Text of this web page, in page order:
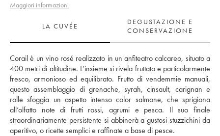
Maggiori informazioni
LA CUVÉE
DEGUSTAZIONE E
CONSERVAZIONE
Corail è un vino rosé realizzato in un anfiteatro calcareo, situato a
400 metri di altitudine. L’insieme si rivela fruttato e particolarmente
fresco, armonioso ed equilibrato. Frutto di vendemmie manuali,
questo assemblaggio di grenache, syrah, cinsault, carignan e
rolle sfoggia un aspetto intenso color salmone, che sprigiona
all’olfatto note di frutti rossi, agrumi e pesca. Il suo finale
straordinariamente persistente si abbinerà a gustosi stuzzichini da
aperitivo, o ricette semplici e raffinate a base di pesce.